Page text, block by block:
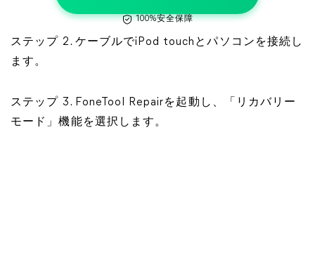
100%安全保障
ステップ 2. ケーブルでiPod touchとパソコンを接続し
ます。
ステップ 3. FoneTool Repairを起動し、「リカバリー
モード」機能を選択します。